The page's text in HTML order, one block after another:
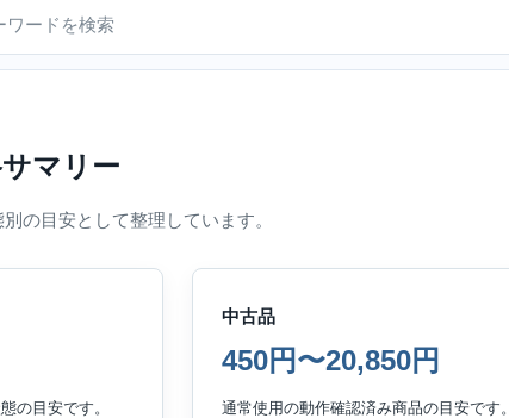
マリー
の目安として整理しています。
の目安です。
中古品
450円〜20,850円
通常使用の動作確認済み商品の目安です。